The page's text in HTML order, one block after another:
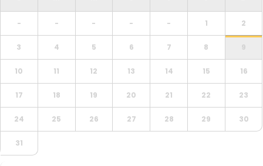
- - - - - 1 2
3 4 5 6 7 8 9
10 11 12 13 14 15 16
17 18 19 20 21 22 23
24 25 26 27 28 29 30
31